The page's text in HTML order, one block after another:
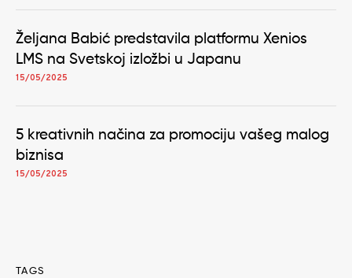
Željana Babić predstavila platformu Xenios
LMS na Svetskoj izložbi u Japanu
15/05/2025
5 kreativnih načina za promociju vašeg malog
biznisa
15/05/2025
TAGS